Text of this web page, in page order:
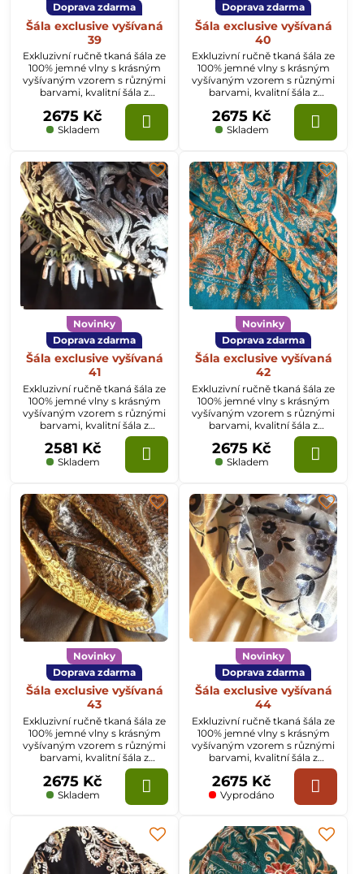
Doprava zdarma
Šála exclusive vyšívaná
39
Exkluzivní ručně tkaná šála ze
100% jemné vlny s krásným
vyšívaným vzorem s různými
barvami, kvalitní šála z
Kašmíru o rozměru
70x200cm.
Skladem
2675 Kč
Doprava zdarma
Šála exclusive vyšívaná
40
Exkluzivní ručně tkaná šála ze
100% jemné vlny s krásným
vyšívaným vzorem s různými
barvami, kvalitní šála z
Kašmíru o rozměru
70x200cm.
Skladem
2675 Kč
Novinky
Doprava zdarma
Šála exclusive vyšívaná
41
Exkluzivní ručně tkaná šála ze
100% jemné vlny s krásným
vyšívaným vzorem s různými
barvami, kvalitní šála z
Kašmíru o rozměru
70x200cm.
Skladem
2581 Kč
Novinky
Doprava zdarma
Šála exclusive vyšívaná
42
Exkluzivní ručně tkaná šála ze
100% jemné vlny s krásným
vyšívaným vzorem s různými
barvami, kvalitní šála z
Kašmíru o rozměru
70x200cm.
Skladem
2675 Kč
Novinky
Doprava zdarma
Šála exclusive vyšívaná
43
Exkluzivní ručně tkaná šála ze
100% jemné vlny s krásným
vyšívaným vzorem s různými
barvami, kvalitní šála z
Kašmíru o rozměru
70x200cm.
Skladem
2675 Kč
Novinky
Doprava zdarma
Šála exclusive vyšívaná
44
Exkluzivní ručně tkaná šála ze
100% jemné vlny s krásným
vyšívaným vzorem s různými
barvami, kvalitní šála z
Kašmíru o rozměru
70x200cm.
Vyprodáno
2675 Kč